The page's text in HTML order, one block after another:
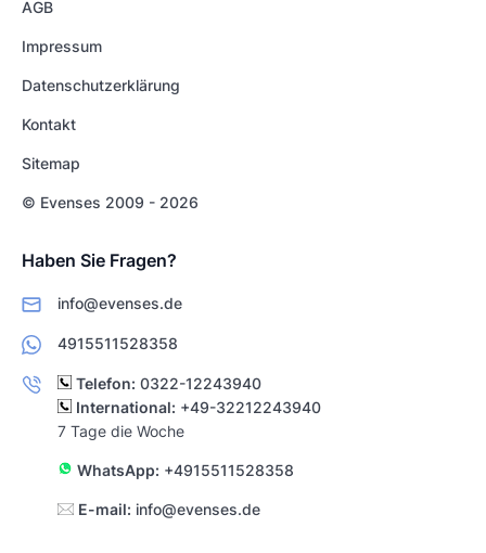
AGB
Impressum
Datenschutzerklärung
Kontakt
Sitemap
© Evenses 2009 - 2026
Haben Sie Fragen?
info@evenses.de
4915511528358
Telefon: 0322-12243940
International: +49-32212243940
7 Tage die Woche
WhatsApp: +4915511528358
E-mail: info@evenses.de